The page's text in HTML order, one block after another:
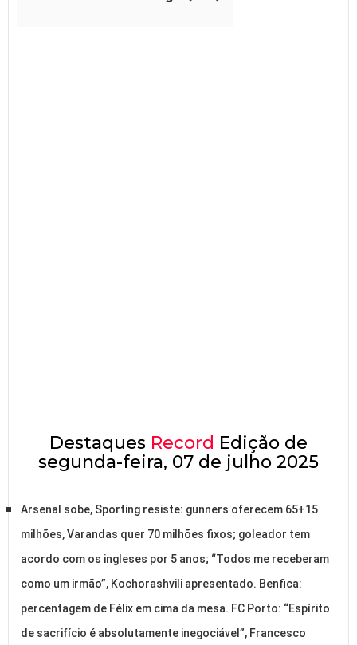
Destaques Record Edição de
segunda-feira, 07 de julho 2025
Arsenal sobe, Sporting resiste: gunners oferecem 65+15
milhões, Varandas quer 70 milhões fixos; goleador tem
acordo com os ingleses por 5 anos; “Todos me receberam
como um irmão”, Kochorashvili apresentado. Benfica:
percentagem de Félix em cima da mesa. FC Porto: “Espírito
de sacrifício é absolutamente inegociável”, Francesco